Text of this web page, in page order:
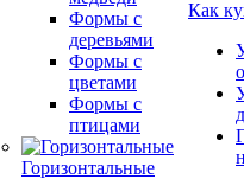
Формы с
деревьями
Формы с
цветами
Формы с
птицами
Горизонтальные
Как